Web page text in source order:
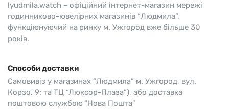
lyudmila.watch – офіційний інтернет-магазин мережі
годинниково-ювелірних магазинів “Людмила”,
функціюнуючий на ринку м. Ужгород вже більше 30
років.
Способи доставки
Самовивіз у магазинах “Людмила” м. Ужгород, вул.
Корзо, 9; та ТЦ “Люксор-Плаза”), або доставка
поштовою службою “Нова Пошта”